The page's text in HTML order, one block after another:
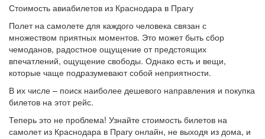
Стоимость авиабилетов из Краснодара в Прагу
Полет на самолете для каждого человека связан с
множеством приятных моментов. Это может быть сбор
чемоданов, радостное ощущение от предстоящих
впечатлений, ощущение свободы. Однако есть и вещи,
которые чаще подразумевают собой неприятности.
В их числе – поиск наиболее дешевого направления и покупка
билетов на этот рейс.
Теперь это не проблема! Узнайте стоимость билетов на
самолет из Краснодара в Прагу онлайн, не выходя из дома, и